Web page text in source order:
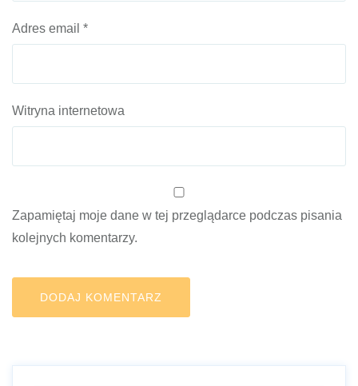
Adres email *
Witryna internetowa
Zapamiętaj moje dane w tej przeglądarce podczas pisania
kolejnych komentarzy.